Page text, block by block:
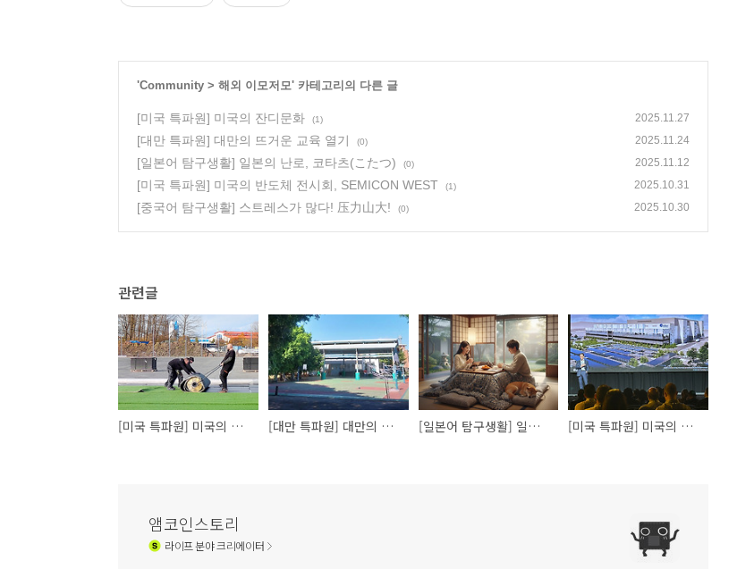
'Community > 해외 이모저모' 카테고리의 다른 글
[미국 특파원] 미국의 잔디문화 (1) 2025.11.27
[대만 특파원] 대만의 뜨거운 교육 열기 (0) 2025.11.24
[일본어 탐구생활] 일본의 난로, 코타츠(こたつ) (0) 2025.11.12
[미국 특파원] 미국의 반도체 전시회, SEMICON WEST (1) 2025.10.31
[중국어 탐구생활] 스트레스가 많다! 压力山大! (0) 2025.10.30
관련글
[미국 특파원] 미국의 잔디문화 [대만 특파원] 대만의 뜨거운 교육 열기 [일본어 탐구생활] 일본의 난로, 코타츠(こたつ) [미국 특파원] 미국의 반도체 전시회, SEMICON WEST
앰코인스토리
라이프분야 크리에이터